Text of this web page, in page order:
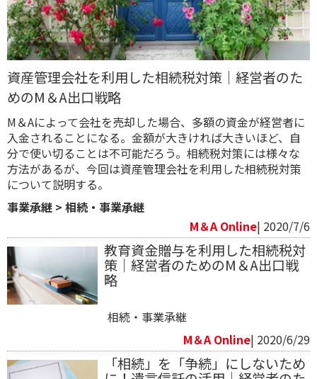
資産管理会社を利用した相続税対策｜経営者のた
めのM＆A出口戦略
M＆Aによって会社を売却した場合、多額の資金が経営者に
入金されることになる。金額が大きければ大きいほど、自
分で使い切ることは不可能だろう。相続税対策には様々な
方法があるが、今回は資産管理会社を利用した相続税対策
について説明する。
事業承継 > 相続・事業承継
M＆A Online| 2020/7/6
教育資金贈与を利用した相続税対
策｜経営者のためのM＆A出口戦
略
相続・事業承継
M＆A Online| 2020/6/29
「相続」を「争続」にしないため